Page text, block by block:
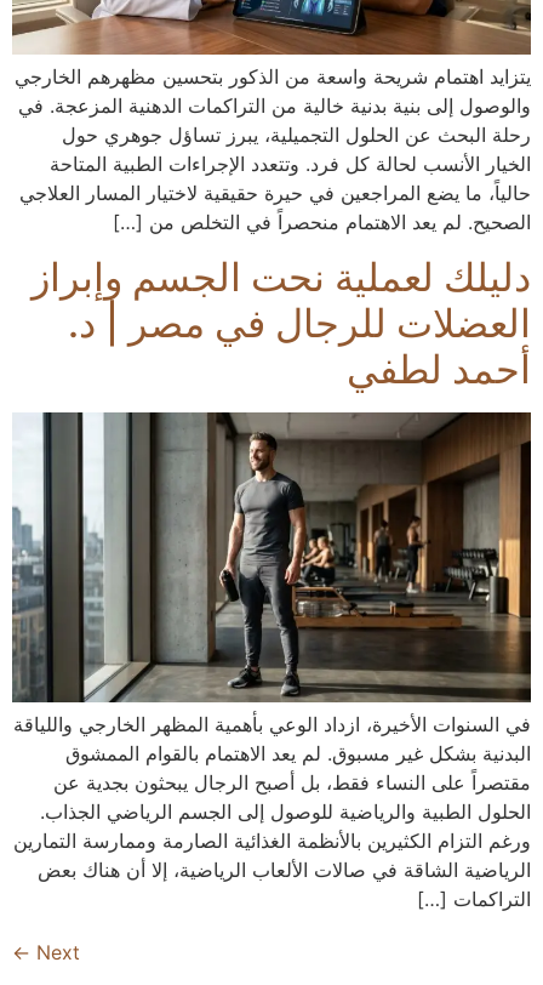
يتزايد اهتمام شريحة واسعة من الذكور بتحسين مظهرهم الخارجي
والوصول إلى بنية بدنية خالية من التراكمات الدهنية المزعجة. في
رحلة البحث عن الحلول التجميلية، يبرز تساؤل جوهري حول
الخيار الأنسب لحالة كل فرد. وتتعدد الإجراءات الطبية المتاحة
حالياً، ما يضع المراجعين في حيرة حقيقية لاختيار المسار العلاجي
الصحيح. لم يعد الاهتمام منحصراً في التخلص من […]
دليلك لعملية نحت الجسم وإبراز
العضلات للرجال في مصر | د.
أحمد لطفي
في السنوات الأخيرة، ازداد الوعي بأهمية المظهر الخارجي واللياقة
البدنية بشكل غير مسبوق. لم يعد الاهتمام بالقوام الممشوق
مقتصراً على النساء فقط، بل أصبح الرجال يبحثون بجدية عن
الحلول الطبية والرياضية للوصول إلى الجسم الرياضي الجذاب.
ورغم التزام الكثيرين بالأنظمة الغذائية الصارمة وممارسة التمارين
الرياضية الشاقة في صالات الألعاب الرياضية، إلا أن هناك بعض
التراكمات […]
Next
←